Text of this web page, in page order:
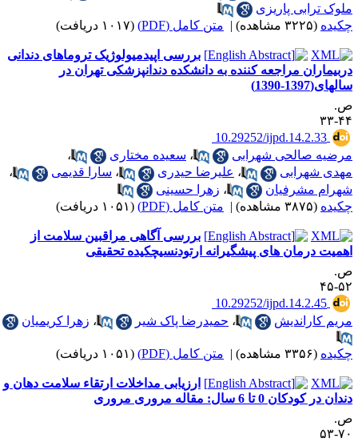
ترابی پاریزی
(۳۲۲۵ مشاهده) | متن کامل (PDF) (۱۰۱۷ دریافت)
بررسی اپیدمیولوژیک تروماهای دندانی
مراجعه کننده به دانشکده دندانپزشکی تهران در
1390)
۳۳
‎ 10.29252/ijpd.14.2.33
صالحی شهرابی
،سعیده مختاری
،
شهرابی
،علیرضا حیدری ،سارا قدیمی
،
مشرفیان
،زهرا حسینی
(۳۸۷۵ مشاهده) | متن کامل (PDF) (۱۰۵۱ دریافت)
بررسی آگاهی مراقبین سلامت از
درمان های پیشگیرانه ارتودنسیچکیده تحقیقی
۴۵
‎ 10.29252/ijpd.14.2.45
کاراندیش
،حمیدرضا پاک شیر ،زهرا کریمیان
(۳۳۵۶ مشاهده) | متن کامل (PDF) (۱۰۵۱ دریافت)
ارزیابی مداخلات ارتقاء سلامت دهان و
در کودکان 0 تا 6 سال: مقاله مروری مروری
۵۳